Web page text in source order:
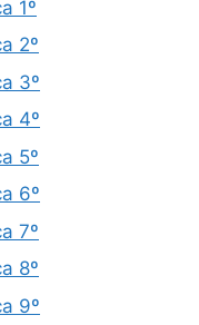
1º
2º
3º
4º
5º
6º
7º
8º
9º